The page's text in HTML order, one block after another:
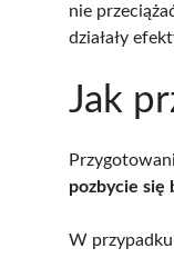
nie
działały
Jak
pozbycie się
W